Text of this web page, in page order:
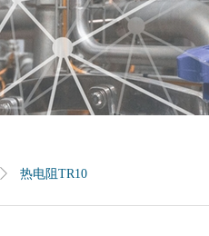
ꄲ 热电阻TR10